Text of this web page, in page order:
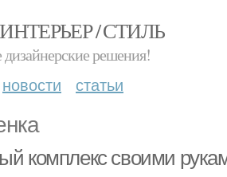
/ СТИЛЬ
дизайнерские решения!
новости статьи
комплекс своими